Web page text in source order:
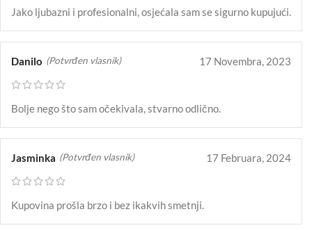
Jako ljubazni i profesionalni, osjećala sam se sigurno kupujući.
Danilo (Potvrđen vlasnik) 17 Novembra, 2023
Bolje nego što sam očekivala, stvarno odlično.
Jasminka (Potvrđen vlasnik) 17 Februara, 2024
Kupovina prošla brzo i bez ikakvih smetnji.